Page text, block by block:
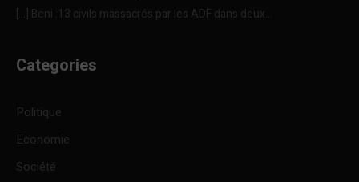
[…] Beni :13 civils massacrés par les ADF dans deux...
Categories
Politique
Economie
Société